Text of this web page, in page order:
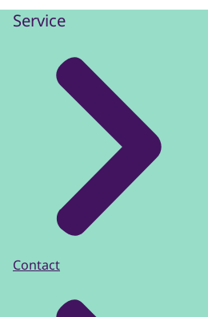
Service
Contact